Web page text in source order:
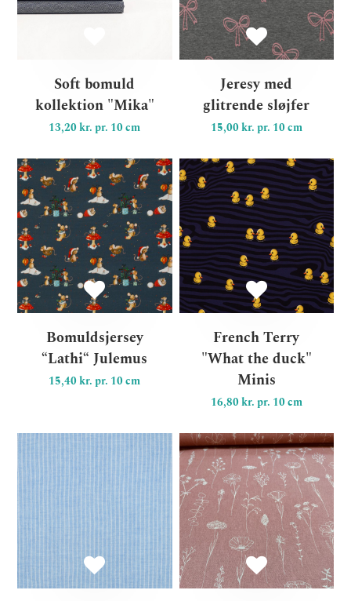
Soft bomuld
kollektion "Mika"
13,20 kr. pr. 10 cm
Jeresy med
glitrende sløjfer
15,00 kr. pr. 10 cm
Bomuldsjersey
“Lathi“ Julemus
15,40 kr. pr. 10 cm
Bomuldsjersey “Lathi“
French Terry
"What the duck"
Minis
16,80 kr. pr. 10 cm
Double Gauze med striber